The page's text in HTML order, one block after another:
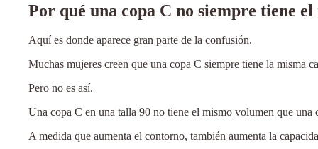
Por qué una copa C no siempre tiene
Aquí es donde aparece gran parte de la confusión.
Muchas mujeres creen que una copa C siempre tiene la misma
Pero no es así.
Una copa C en una talla 90 no tiene el mismo volumen que una
A medida que aumenta el contorno, también aumenta la